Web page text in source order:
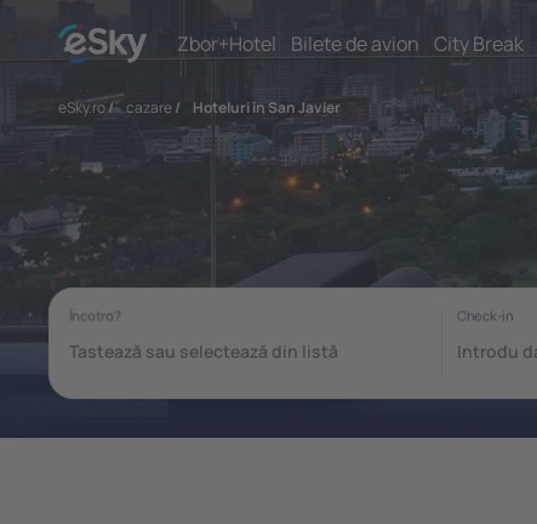
Zbor+Hotel Bilete de avion City Break
eSky.ro/ cazare/ Hoteluri în San Javier